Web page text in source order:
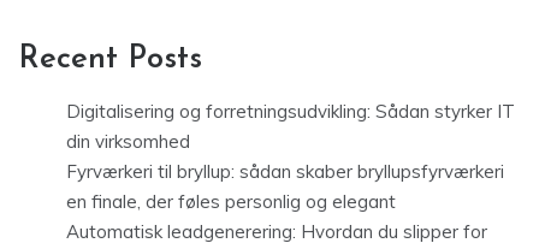
Recent Posts
Digitalisering og forretningsudvikling: Sådan styrker IT
din virksomhed
Fyrværkeri til bryllup: sådan skaber bryllupsfyrværkeri
en finale, der føles personlig og elegant
Automatisk leadgenerering: Hvordan du slipper for